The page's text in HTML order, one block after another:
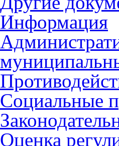
Информация
Социальные
Оценка